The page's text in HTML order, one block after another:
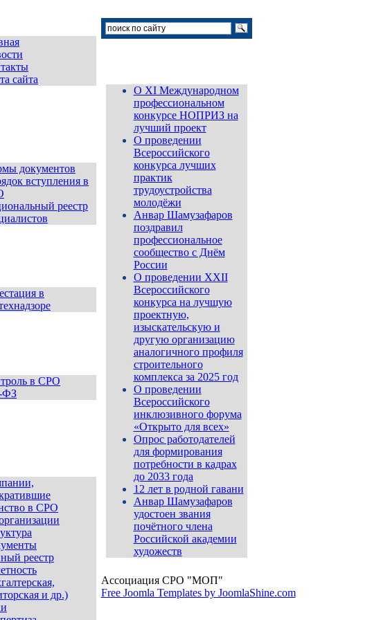
сайта
документов
вступления в
реестр
в
в СРО
ФЗ
в СРО
реестр
и др.)
О XI Международном
профессиональном
конкурсе НОПРИЗ на
лучший проект
О проведении
Всероссийского
конкурса лучших
практик
трудоустройства
молодёжи
Анвар Шамузафаров
поздравил
профессиональное
сообщество с Днём
России
О проведении ХХII
Всероссийского
конкурса на лучшую
проектную,
изыскательскую и
другую организацию
аналогичного профиля
строительного
комплекса за 2025 год
О проведении
Всероссийского
инклюзивного форума
«Открыто для всех»
Опрос работодателей
для формирования
потребности в кадрах
до 2033 года
12 лет в родной гавани
Анвар Шамузафаров
удостоен звания
почётного члена
Российской академии
художеств
Ассоциация СРО "МОП"
Free Joomla Templates by JoomlaShine.com